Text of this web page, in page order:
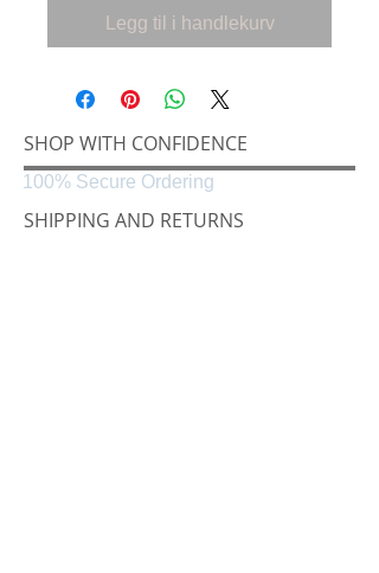
Legg til i handlekurv
SHOP WITH CONFIDENCE
SHIPPING AND RETURNS
100% Secure Ordering